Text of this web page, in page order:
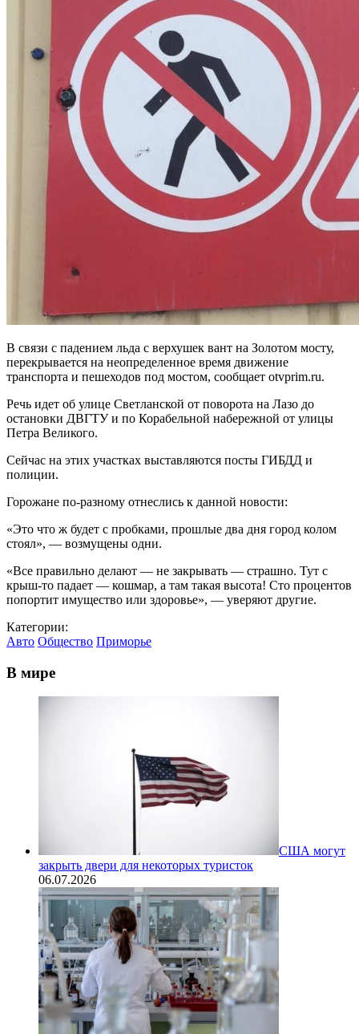
В связи с падением льда с верхушек вант на Золотом мосту,
перекрывается на неопределенное время движение
транспорта и пешеходов под мостом, сообщает otvprim.ru.
Речь идет об улице Светланской от поворота на Лазо до
остановки ДВГТУ и по Корабельной набережной от улицы
Петра Великого.
Сейчас на этих участках выставляются посты ГИБДД и
полиции.
Горожане по-разному отнеслись к данной новости:
«Это что ж будет с пробками, прошлые два дня город колом
стоял», — возмущены одни.
«Все правильно делают — не закрывать — страшно. Тут с
крыш-то падает — кошмар, а там такая высота! Сто процентов
попортит имущество или здоровье», — уверяют другие.
Категории:
Авто Общество Приморье
В мире
США могут
закрыть двери для некоторых туристок
06.07.2026